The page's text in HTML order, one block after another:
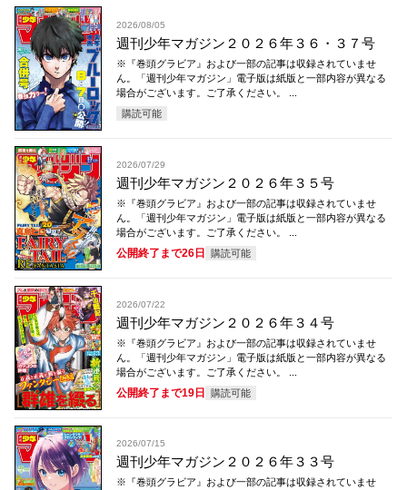
2026/08/05
週刊少年マガジン２０２６年３６・３７号
※『巻頭グラビア』および一部の記事は収録されていませ
ん。「週刊少年マガジン」電子版は紙版と一部内容が異なる
場合がございます。ご了承ください。 ...
購読可能
2026/07/29
週刊少年マガジン２０２６年３５号
※『巻頭グラビア』および一部の記事は収録されていませ
ん。「週刊少年マガジン」電子版は紙版と一部内容が異なる
場合がございます。ご了承ください。 ...
公開終了まで26日 購読可能
2026/07/22
週刊少年マガジン２０２６年３４号
※『巻頭グラビア』および一部の記事は収録されていませ
ん。「週刊少年マガジン」電子版は紙版と一部内容が異なる
場合がございます。ご了承ください。 ...
公開終了まで19日 購読可能
2026/07/15
週刊少年マガジン２０２６年３３号
※『巻頭グラビア』および一部の記事は収録されていませ